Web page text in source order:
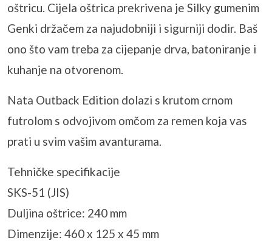
oštricu. Cijela oštrica prekrivena je Silky gumenim
Genki držačem za najudobniji i sigurniji dodir. Baš
ono što vam treba za cijepanje drva, batoniranje i
kuhanje na otvorenom.
Nata Outback Edition dolazi s krutom crnom
futrolom s odvojivom omčom za remen koja vas
prati u svim vašim avanturama.
Tehničke specifikacije
SKS-51 (JIS)
Duljina oštrice: 240 mm
Dimenzije: 460 x 125 x 45 mm